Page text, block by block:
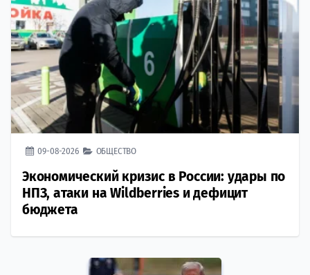
09-08-2026 ОБЩЕСТВО
Экономический кризис в России: удары по
НПЗ, атаки на Wildberries и дефицит
бюджета